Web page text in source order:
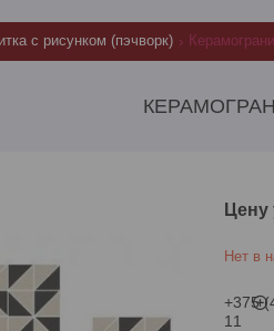
с рисунком (пэчворк)
Цену
Нет в
+375
11